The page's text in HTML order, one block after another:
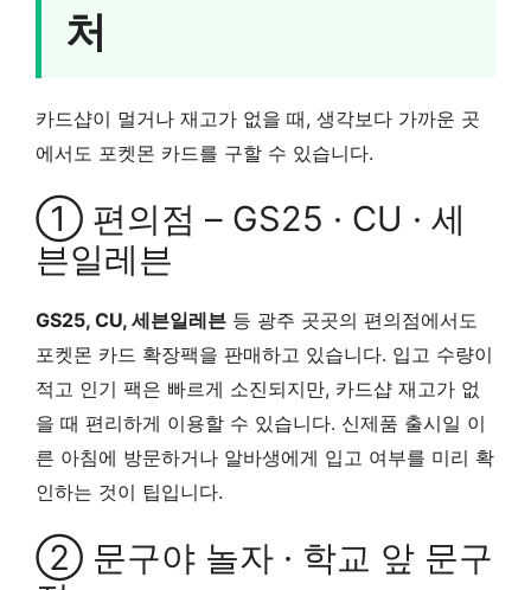
처
카드샵이 멀거나 재고가 없을 때, 생각보다 가까운 곳
에서도 포켓몬 카드를 구할 수 있습니다.
① 편의점 – GS25 · CU · 세
븐일레븐
GS25, CU, 세븐일레븐 등 광주 곳곳의 편의점에서도
포켓몬 카드 확장팩을 판매하고 있습니다. 입고 수량이
적고 인기 팩은 빠르게 소진되지만, 카드샵 재고가 없
을 때 편리하게 이용할 수 있습니다. 신제품 출시일 이
른 아침에 방문하거나 알바생에게 입고 여부를 미리 확
인하는 것이 팁입니다.
② 문구야 놀자 · 학교 앞 문구